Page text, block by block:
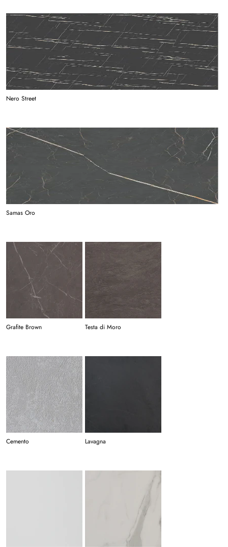
Nero Street
Samas Oro
Grafite Brown Testa di Moro
Cemento Lavagna